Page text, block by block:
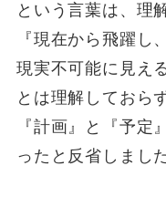
という言葉は、理
『現在から飛躍し
現実不可能に見え
とは理解しておら
『計画』と『予定
ったと反省しました